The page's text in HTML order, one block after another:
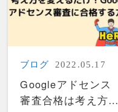
ブログ 2022.05.17
Googleアドセンス
審査合格は考え方を